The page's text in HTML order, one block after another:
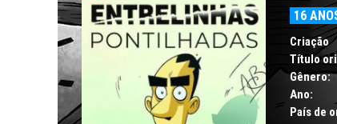
16
Criação
Título
Gênero:
Ano:
País de